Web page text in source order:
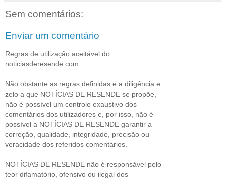
Sem comentários:
Enviar um comentário
Regras de utilização aceitável do
noticiasderesende.com
Não obstante as regras definidas e a diligência e
zelo a que NOTÍCIAS DE RESENDE se propõe,
não é possível um controlo exaustivo dos
comentários dos utilizadores e, por isso, não é
possível a NOTÍCIAS DE RESENDE garantir a
correção, qualidade, integridade, precisão ou
veracidade dos referidos comentários.
NOTÍCIAS DE RESENDE não é responsável pelo
teor difamatório, ofensivo ou ilegal dos